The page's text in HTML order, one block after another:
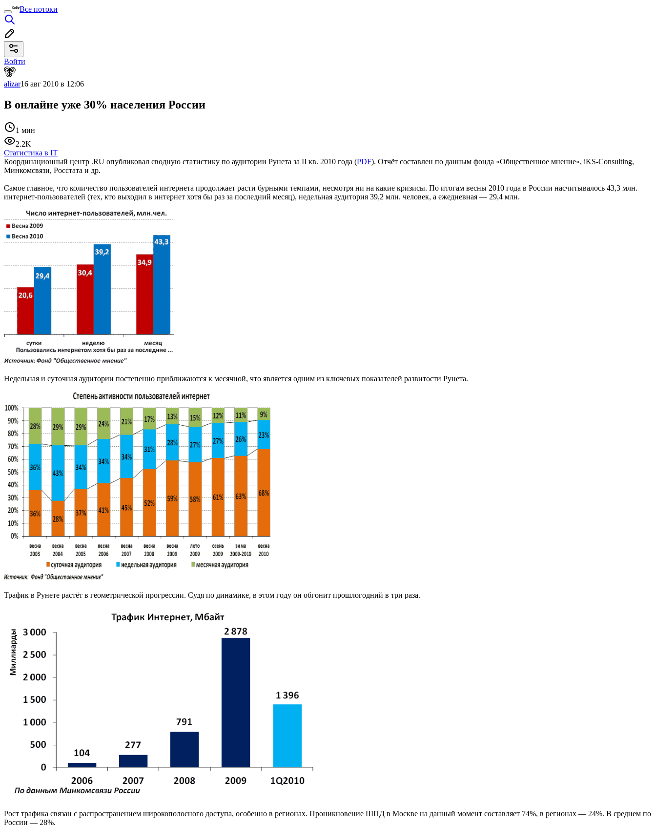
Все потоки
Войти
alizar16 авг 2010 в 12:06
В онлайне уже 30% населения России
1 мин
2.2K
Статистика в IT
Координационный центр .RU опубликовал сводную статистику по аудитории Рунета за II кв. 2010 года (PDF). Отчёт составлен по данным фонда «Общественное мнение», iKS-Consulting,
Минкомсвязи, Росстата и др.
Самое главное, что количество пользователей интернета продолжает расти бурными темпами, несмотря ни на какие кризисы. По итогам весны 2010 года в России насчитывалось 43,3 млн.
интернет-пользователей (тех, кто выходил в интернет хотя бы раз за последний месяц), недельная аудитория 39,2 млн. человек, а ежедневная — 29,4 млн.
Недельная и суточная аудитории постепенно приближаются к месячной, что является одним из ключевых показателей развитости Рунета.
Трафик в Рунете растёт в геометрической прогрессии. Судя по динамике, в этом году он обгонит прошлогодний в три раза.
Рост трафика связан с распространением широкополосного доступа, особенно в регионах. Проникновение ШПД в Москве на данный момент составляет 74%, в регионах — 24%. В среднем по
России — 28%.